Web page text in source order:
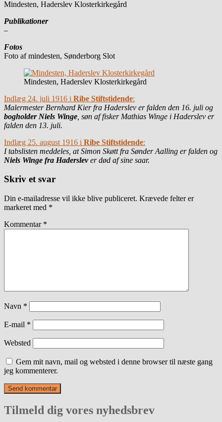
Mindesten, Haderslev Klosterkirkegård
Publikationer
–
Fotos
Foto af mindesten, Sønderborg Slot
Mindesten, Haderslev Klosterkirkegård
Indlæg 24. juli 1916 i Ribe Stiftstidende:
Malermester Bernhard Kier fra Haderslev er falden den 16. juli og
bogholder Niels Winge , søn af fisker Mathias Winge i Haderslev er
falden den 13. juli.
Indlæg 25. august 1916 i Ribe Stiftstidende:
I tabslisten meddeles, at Simon Skøtt fra Sønder Aalling er falden og
Niels Winge fra Haderslever død af sine saar.
Skriv et svar
Din e-mailadresse vil ikke blive publiceret. Krævede felter er
markeret med *
Kommentar *
Navn *
E-mail *
Websted
Gem mit navn, mail og websted i denne browser til næste gang
jeg kommenterer.
Tilmeld dig vores nyhedsbrev